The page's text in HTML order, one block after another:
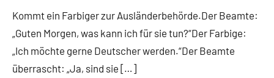
Kommt ein Farbiger zur Ausländerbehörde.Der Beamte:
„Guten Morgen, was kann ich für sie tun?“Der Farbige:
„Ich möchte gerne Deutscher werden.“Der Beamte
überrascht: „Ja, sind sie […]